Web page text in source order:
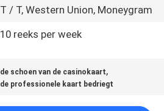
T / T, Western Union, Moneygram
10 reeks per week
de schoen van de casinokaart,
de professionele kaart bedriegt